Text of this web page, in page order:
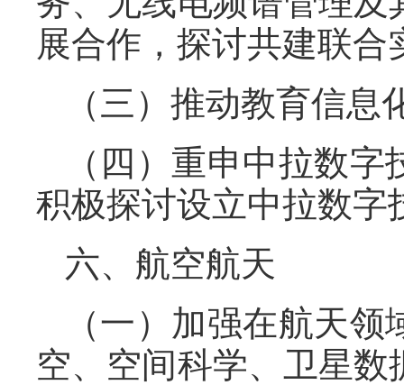
展合作，探讨共建联合
（三）推动教育信
（四）重申中拉数
积极探讨设立中拉数字
六、航空航天
（一）加强在航天
空、空间科学、卫星